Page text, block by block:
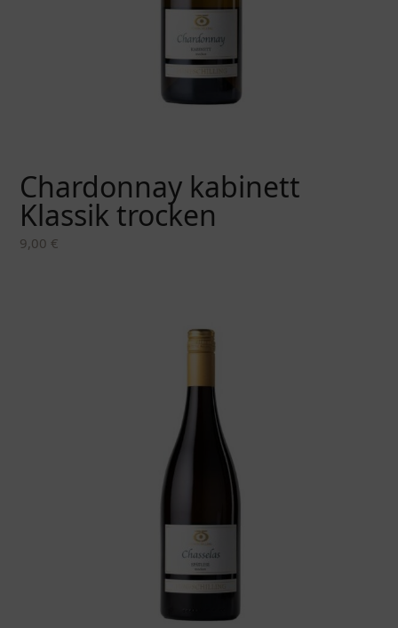
Chardonnay kabinett
Klassik trocken
9,00 €